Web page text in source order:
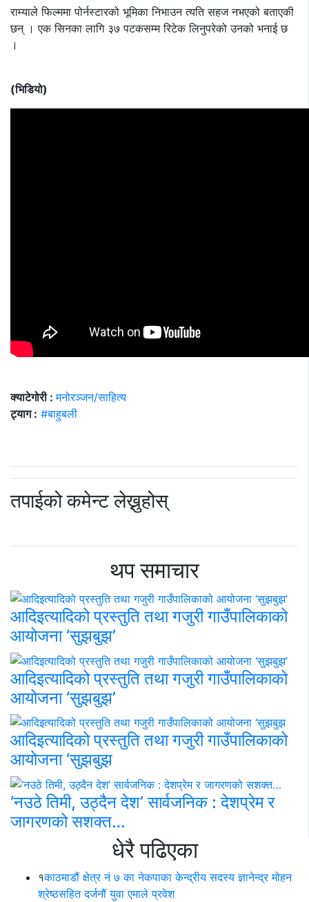
राम्याले फिल्ममा पोर्नस्टारको भूमिका निभाउन त्यति सहज नभएको बताएकी
छन् । एक सिनका लागि ३७ पटकसम्म रिटेक लिनुपरेको उनको भनाई छ
।
(भिडियो)
क्याटेगोरी :मनोरञ्जन/साहित्य
ट्याग : #बाहुबली
तपाईको कमेन्ट लेख्नुहोस्
थप समाचार
आदिइत्यादिको प्रस्तुति तथा गजुरी गाउँपालिकाको
आयोजना ‘सुझबुझ’
आदिइत्यादिको प्रस्तुति तथा गजुरी गाउँपालिकाको
आयोजना ‘सुझबुझ’
आदिइत्यादिको प्रस्तुति तथा गजुरी गाउँपालिकाको
आयोजना ‘सुझबुझ
‘नउठे तिमी, उठ्दैन देश’ सार्वजनिक : देशप्रेम र
जागरणको सशक्त…
धेरै पढिएका
१काठमाडौं क्षेत्र नं ७ का नेकपाका केन्द्रीय सदस्य ज्ञानेन्द्र मोहन
श्रेष्ठसहित दर्जनौं युवा एमाले प्रवेश